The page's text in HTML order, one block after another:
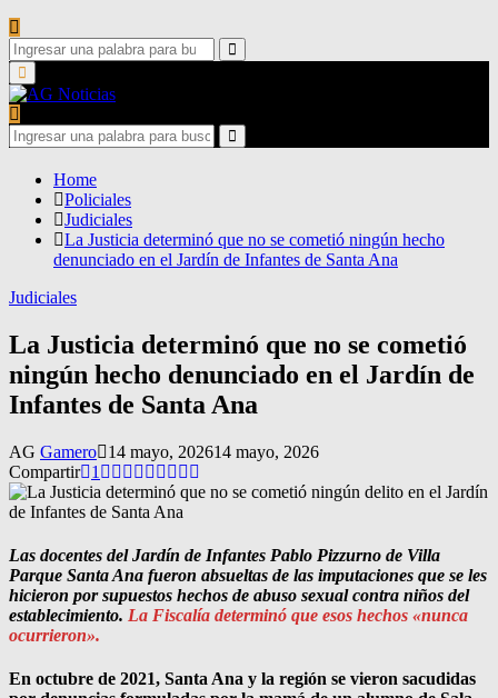
Search
for:
Search
Primary
Menu
Search
for:
Search
Home
Policiales
Judiciales
La Justicia determinó que no se cometió ningún hecho
denunciado en el Jardín de Infantes de Santa Ana
Judiciales
La Justicia determinó que no se cometió
ningún hecho denunciado en el Jardín de
Infantes de Santa Ana
AG Gamero 14 mayo, 202614 mayo, 2026
Compartir
1
Las docentes del Jardín de Infantes Pablo Pizzurno de Villa
Parque Santa Ana fueron absueltas de las imputaciones que se les
hicieron por supuestos hechos de abuso sexual contra niños del
establecimiento. La Fiscalía determinó que esos hechos «nunca
ocurrieron».
En octubre de 2021, Santa Ana y la región se vieron sacudidas